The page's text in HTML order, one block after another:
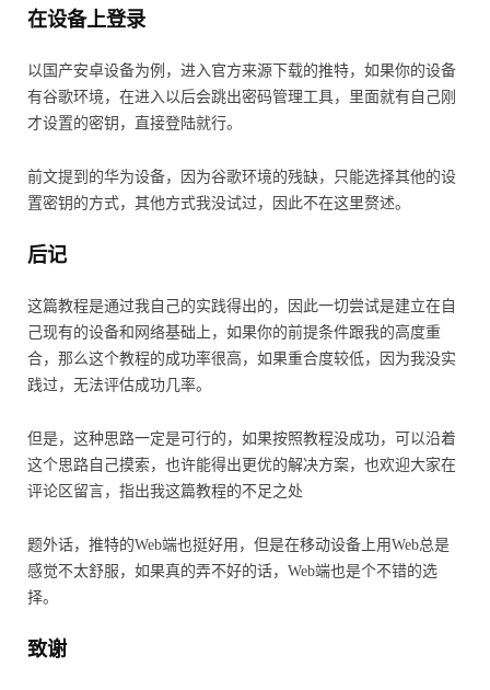
在设备上登录
以国产安卓设备为例，进入官方来源下载的推特，如果你的设备
有谷歌环境，在进入以后会跳出密码管理工具，里面就有自己刚
才设置的密钥，直接登陆就行。
前文提到的华为设备，因为谷歌环境的残缺，只能选择其他的设
置密钥的方式，其他方式我没试过，因此不在这里赘述。
后记
这篇教程是通过我自己的实践得出的，因此一切尝试是建立在自
己现有的设备和网络基础上，如果你的前提条件跟我的高度重
合，那么这个教程的成功率很高，如果重合度较低，因为我没实
践过，无法评估成功几率。
但是，这种思路一定是可行的，如果按照教程没成功，可以沿着
这个思路自己摸索，也许能得出更优的解决方案，也欢迎大家在
评论区留言，指出我这篇教程的不足之处
题外话，推特的Web端也挺好用，但是在移动设备上用Web总是
感觉不太舒服，如果真的弄不好的话，Web端也是个不错的选
择。
致谢